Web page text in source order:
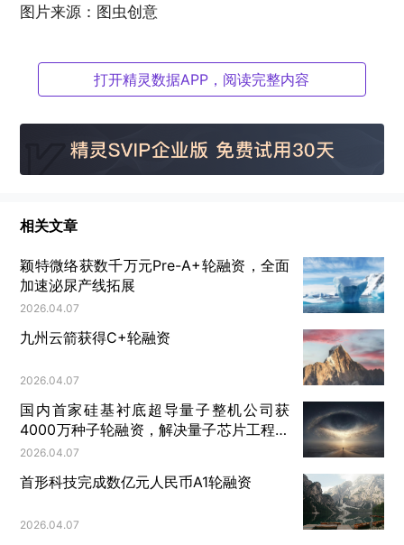
图片来源：图虫创意
除修订2023年一季报、半年报、三季报外，其2023
年年报与2024年一季报也已“出炉”。值得注意的是，
长，玉龙股份归母净利润反大增52.90%。
公告发出后，4月17日，玉龙股份收于10.99元/股，
微涨0.09%，市值86.05亿元。
从唐氏家族到王文学、赖郁尘，再到如今的济南高新
技术产业开发区管理委员会，玉龙股份五年时间里经
历了三次易主。从钢管起家到投身矿业，玉龙股份
称，拟将公司简称申请变更为“玉龙黄金”或“玉龙矿
业”，凸显其矿业属性。
发现新矿体，押注新材料
2023年，玉龙股份营收下滑但净利润大增，其全年营
打开精灵数据APP，阅读完整内容
相关文章
颖特微络获数千万元Pre-A+轮融资，全面
加速泌尿产线拓展
2026.04.07
九州云箭获得C+轮融资
2026.04.07
国内首家硅基衬底超导量子整机公司获
4000万种子轮融资，解决量子芯片工程化
难题
2026.04.07
首形科技完成数亿元人民币A1轮融资
2026.04.07